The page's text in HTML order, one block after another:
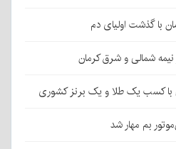
با گذشت اولیای دم
شمالی و شرق کرمان
کسب یک طلا و یک برنز کشوری
بم مهار شد